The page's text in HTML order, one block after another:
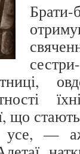
що
усе, —